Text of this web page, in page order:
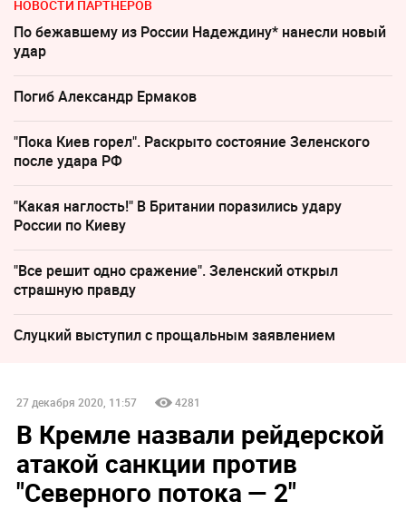
НОВОСТИ ПАРТНЕРОВ
По бежавшему из России Надеждину* нанесли новый
удар
Погиб Александр Ермаков
"Пока Киев горел". Раскрыто состояние Зеленского
после удара РФ
"Какая наглость!" В Британии поразились удару
России по Киеву
"Все решит одно сражение". Зеленский открыл
страшную правду
Слуцкий выступил с прощальным заявлением
27 декабря 2020, 11:57 4281
В Кремле назвали рейдерской
атакой санкции против
"Северного потока — 2"